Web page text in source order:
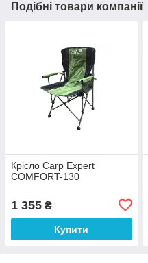
Подібні товари компанії
Крісло Carp Expert
COMFORT-130
1 355 ₴
Купити